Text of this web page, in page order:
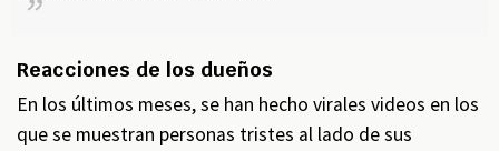
Reacciones de los dueños
En los últimos meses, se han hecho virales videos en los
que se muestran personas tristes al lado de sus